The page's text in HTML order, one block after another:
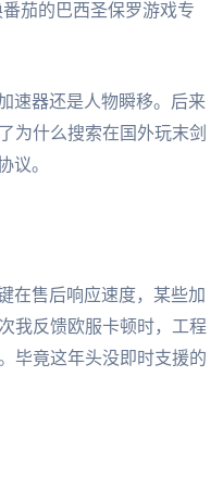
茄的巴西圣保罗游戏专
速器还是人物瞬移。后来
为什么搜索在国外玩末剑
议。
在售后响应速度，某些加
我反馈欧服卡顿时，工程
毕竟这年头没即时支援的